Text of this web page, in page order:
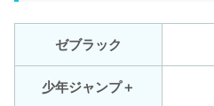
ゼブラック
少年ジャンプ＋